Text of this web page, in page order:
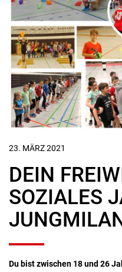
23. MÄRZ 2021
DEIN
SOZIALES
Du bist zwischen 18 und 26